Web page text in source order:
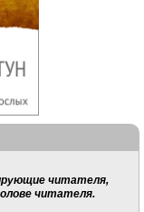
читателя,
читателя.